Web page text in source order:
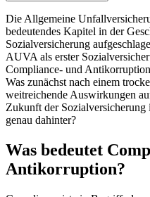
Die Allgemeine
bedeutendes Kapitel in der
Sozialversicherung
AUVA als erster
Compliance- und
Was zunächst nach einem
weitreichende Auswirkungen
Zukunft der
genau dahinter?
Was bedeutet
Antikorruption?